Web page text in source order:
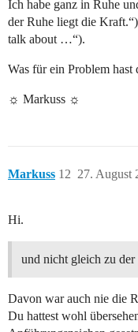
Ich habe ganz in Ruhe
der Ruhe liegt die
talk about …“).
Was für ein Problem hast
☼ Markuss ☼
Markuss 27. August
12
Hi.
und nicht gleich zu der
Davon war auch nie die
Du hattest wohl